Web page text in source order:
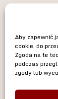
Aby zapewnić
cookie, do
Zgoda na te
podczas
zgody lub